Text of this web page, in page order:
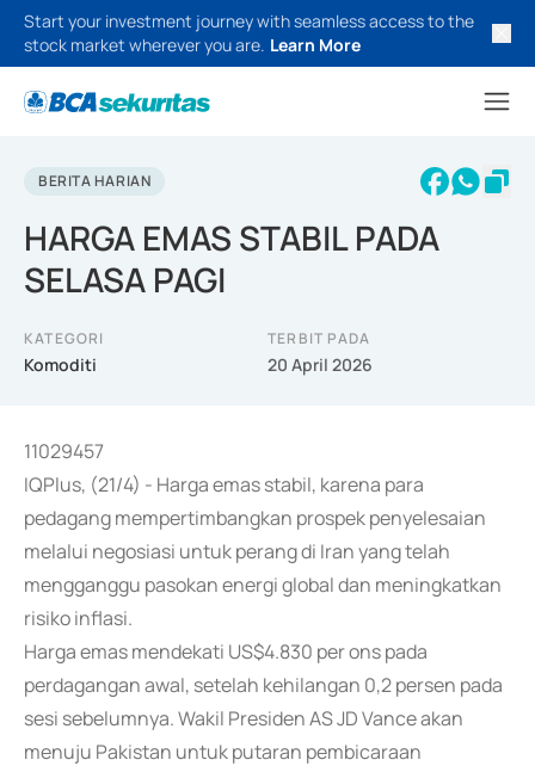
Start your investment journey with seamless access to the
stock market wherever you are. Learn More
BERITA HARIAN
HARGA EMAS STABIL PADA
SELASA PAGI
KATEGORI
Komoditi
TERBIT PADA
20 April 2026
11029457
IQPlus, (21/4) - Harga emas stabil, karena para
pedagang mempertimbangkan prospek penyelesaian
melalui negosiasi untuk perang di Iran yang telah
mengganggu pasokan energi global dan meningkatkan
risiko inflasi.
Harga emas mendekati US$4.830 per ons pada
perdagangan awal, setelah kehilangan 0,2 persen pada
sesi sebelumnya. Wakil Presiden AS JD Vance akan
menuju Pakistan untuk putaran pembicaraan